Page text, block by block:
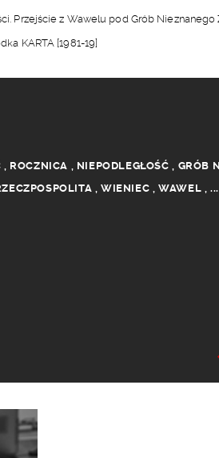
Przejście z Wawelu pod Grób Nieznanego
KARTA [1981-19]
, ROCZNICA , NIEPODLEGŁOŚĆ , GRÓB
,WIENIEC ,WAWEL , ...